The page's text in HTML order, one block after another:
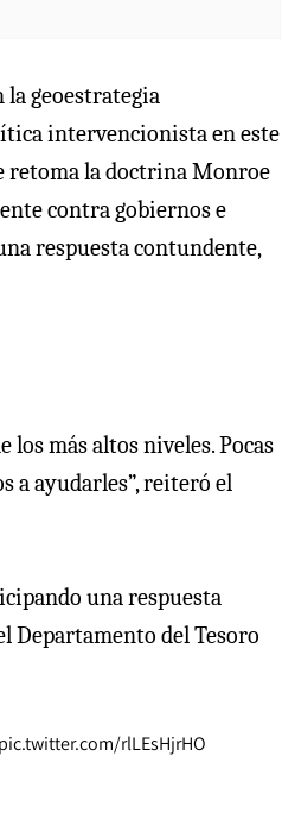
la geoestrategia
intervencionista en este
retoma la doctrina Monroe
contra gobiernos e
respuesta contundente,
más altos niveles. Pocas
a ayudarles”, reiteró el
una respuesta
Departamento del Tesoro
pic.twitter.com/rlLEsHjrHO